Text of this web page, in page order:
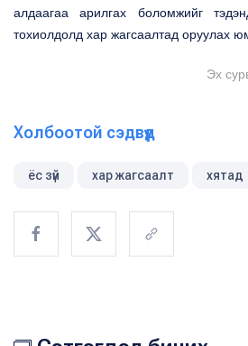
алдаагаа арилгах боломжийг
тохиолдолд хар жагсаалтад оруулах
Эх
Холбоотой сэдвүүд
ёс зүй хар жагсаалт хятад